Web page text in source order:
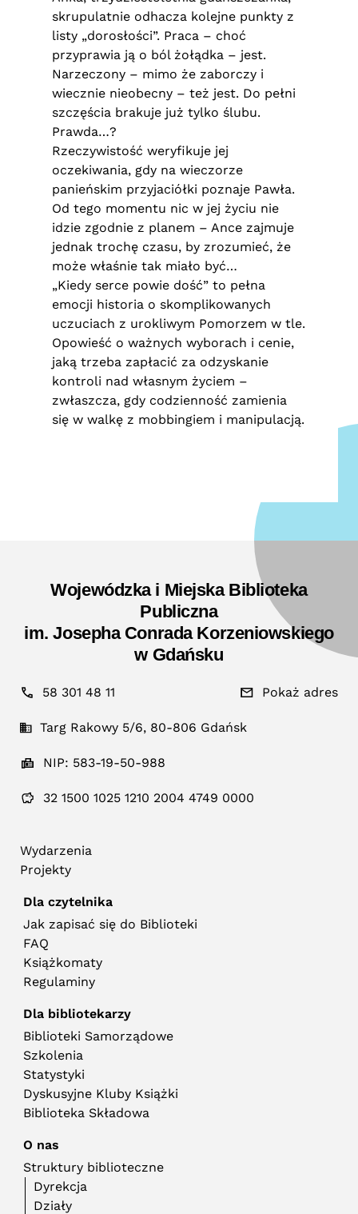
skrupulatnie odhacza kolejne punkty z
listy „dorosłości”. Praca – choć
przyprawia ją o ból żołądka – jest.
Narzeczony – mimo że zaborczy i
wiecznie nieobecny – też jest. Do pełni
szczęścia brakuje już tylko ślubu.
Prawda…?
Rzeczywistość weryfikuje jej
oczekiwania, gdy na wieczorze
panieńskim przyjaciółki poznaje Pawła.
Od tego momentu nic w jej życiu nie
idzie zgodnie z planem – Ance zajmuje
jednak trochę czasu, by zrozumieć, że
może właśnie tak miało być…
„Kiedy serce powie dość” to pełna
emocji historia o skomplikowanych
uczuciach z urokliwym Pomorzem w tle.
Opowieść o ważnych wyborach i cenie,
jaką trzeba zapłacić za odzyskanie
kontroli nad własnym życiem –
zwłaszcza, gdy codzienność zamienia
się w walkę z mobbingiem i manipulacją.
Wojewódzka i Miejska Biblioteka
Publiczna
im. Josepha Conrada Korzeniowskiego
w Gdańsku
58 301 48 11 Pokaż adres
Targ Rakowy 5/6, 80-806 Gdańsk
NIP: 583-19-50-988
32 1500 1025 1210 2004 4749 0000
Wydarzenia
Projekty
Dla czytelnika
Jak zapisać się do Biblioteki
FAQ
Książkomaty
Regulaminy
Dla bibliotekarzy
Biblioteki Samorządowe
Szkolenia
Statystyki
Dyskusyjne Kluby Książki
Biblioteka Składowa
O nas
Struktury biblioteczne
Dyrekcja
Działy